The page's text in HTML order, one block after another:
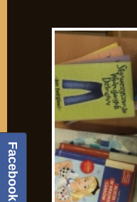
Facebook